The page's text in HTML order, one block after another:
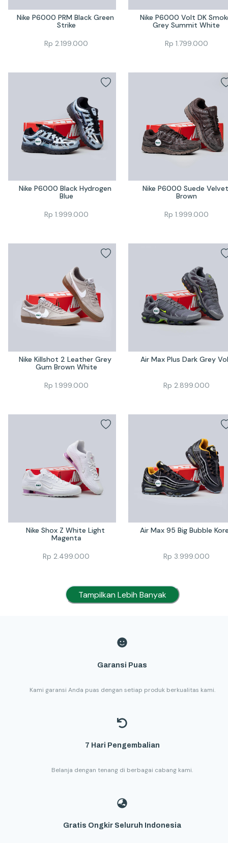
Nike P6000 PRM Black Green
Strike
Rp 2.199.000
Nike P6000 Volt DK
Grey Summit White
Rp 1.799.000
Nike P6000 Black Hydrogen
Blue
Rp 1.999.000
Nike P6000 Suede Velvet
Brown
Rp 1.999.000
Nike Killshot 2 Leather Grey
Gum Brown White
Rp 1.999.000
Air Max Plus Dark Grey
Rp 2.899.000
Nike Shox Z White Light
Magenta
Rp 2.499.000
Air Max 95 Big Bubble
Rp 3.999.000
Tampilkan Lebih Banyak
Garansi Puas
Kami garansi Anda puas dengan setiap produk berkualitas kami.
7 Hari Pengembalian
Belanja dengan tenang di berbagai cabang kami.
Gratis Ongkir Seluruh Indonesia